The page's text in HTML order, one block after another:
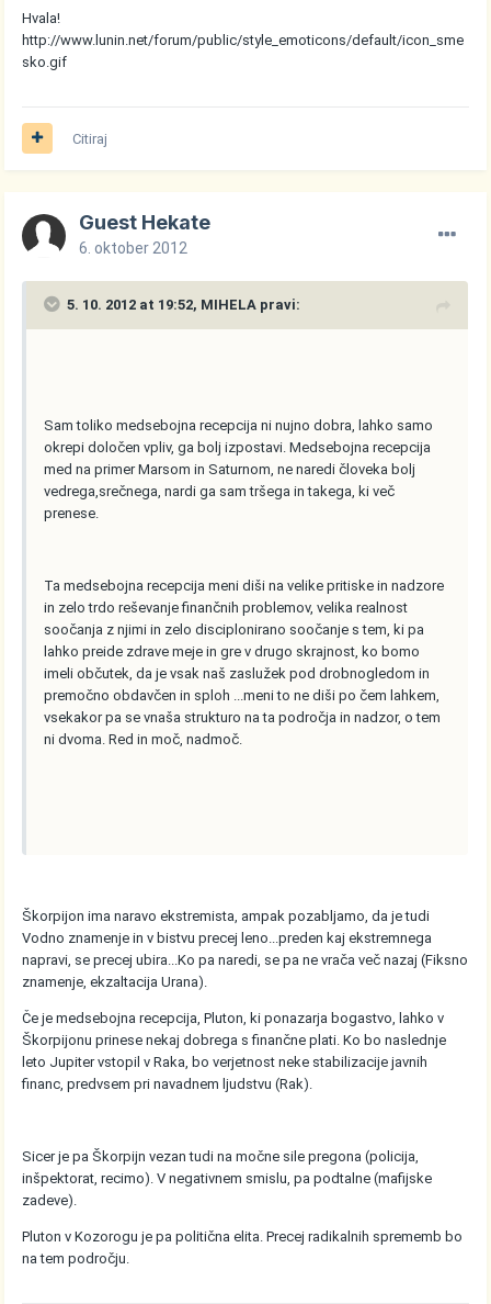
Hvala!
http://www.lunin.net/forum/public/style_emoticons/default/icon_sme
sko.gif
Citiraj
Guest Hekate
6. oktober 2012
5. 10. 2012 at 19:52, MIHELA pravi:
Sam toliko medsebojna recepcija ni nujno dobra, lahko samo
okrepi določen vpliv, ga bolj izpostavi. Medsebojna recepcija
med na primer Marsom in Saturnom, ne naredi človeka bolj
vedrega,srečnega, nardi ga sam tršega in takega, ki več
prenese.
Ta medsebojna recepcija meni diši na velike pritiske in nadzore
in zelo trdo reševanje finančnih problemov, velika realnost
soočanja z njimi in zelo disciplonirano soočanje s tem, ki pa
lahko preide zdrave meje in gre v drugo skrajnost, ko bomo
imeli občutek, da je vsak naš zaslužek pod drobnogledom in
premočno obdavčen in sploh ...meni to ne diši po čem lahkem,
vsekakor pa se vnaša strukturo na ta področja in nadzor, o tem
ni dvoma. Red in moč, nadmoč.
Škorpijon ima naravo ekstremista, ampak pozabljamo, da je tudi
Vodno znamenje in v bistvu precej leno...preden kaj ekstremnega
napravi, se precej ubira...Ko pa naredi, se pa ne vrača več nazaj (Fiksno
znamenje, ekzaltacija Urana).
Če je medsebojna recepcija, Pluton, ki ponazarja bogastvo, lahko v
Škorpijonu prinese nekaj dobrega s finančne plati. Ko bo naslednje
leto Jupiter vstopil v Raka, bo verjetnost neke stabilizacije javnih
financ, predvsem pri navadnem ljudstvu (Rak).
Sicer je pa Škorpijn vezan tudi na močne sile pregona (policija,
inšpektorat, recimo). V negativnem smislu, pa podtalne (mafijske
zadeve).
Pluton v Kozorogu je pa politična elita. Precej radikalnih sprememb bo
na tem področju.